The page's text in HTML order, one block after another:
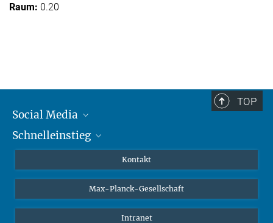
0.20
TOP
Social Media
Mastodon
Schnelleinstieg
Schüler*innen
Kontakt
Max-Planck-Gesellschaft
Intranet